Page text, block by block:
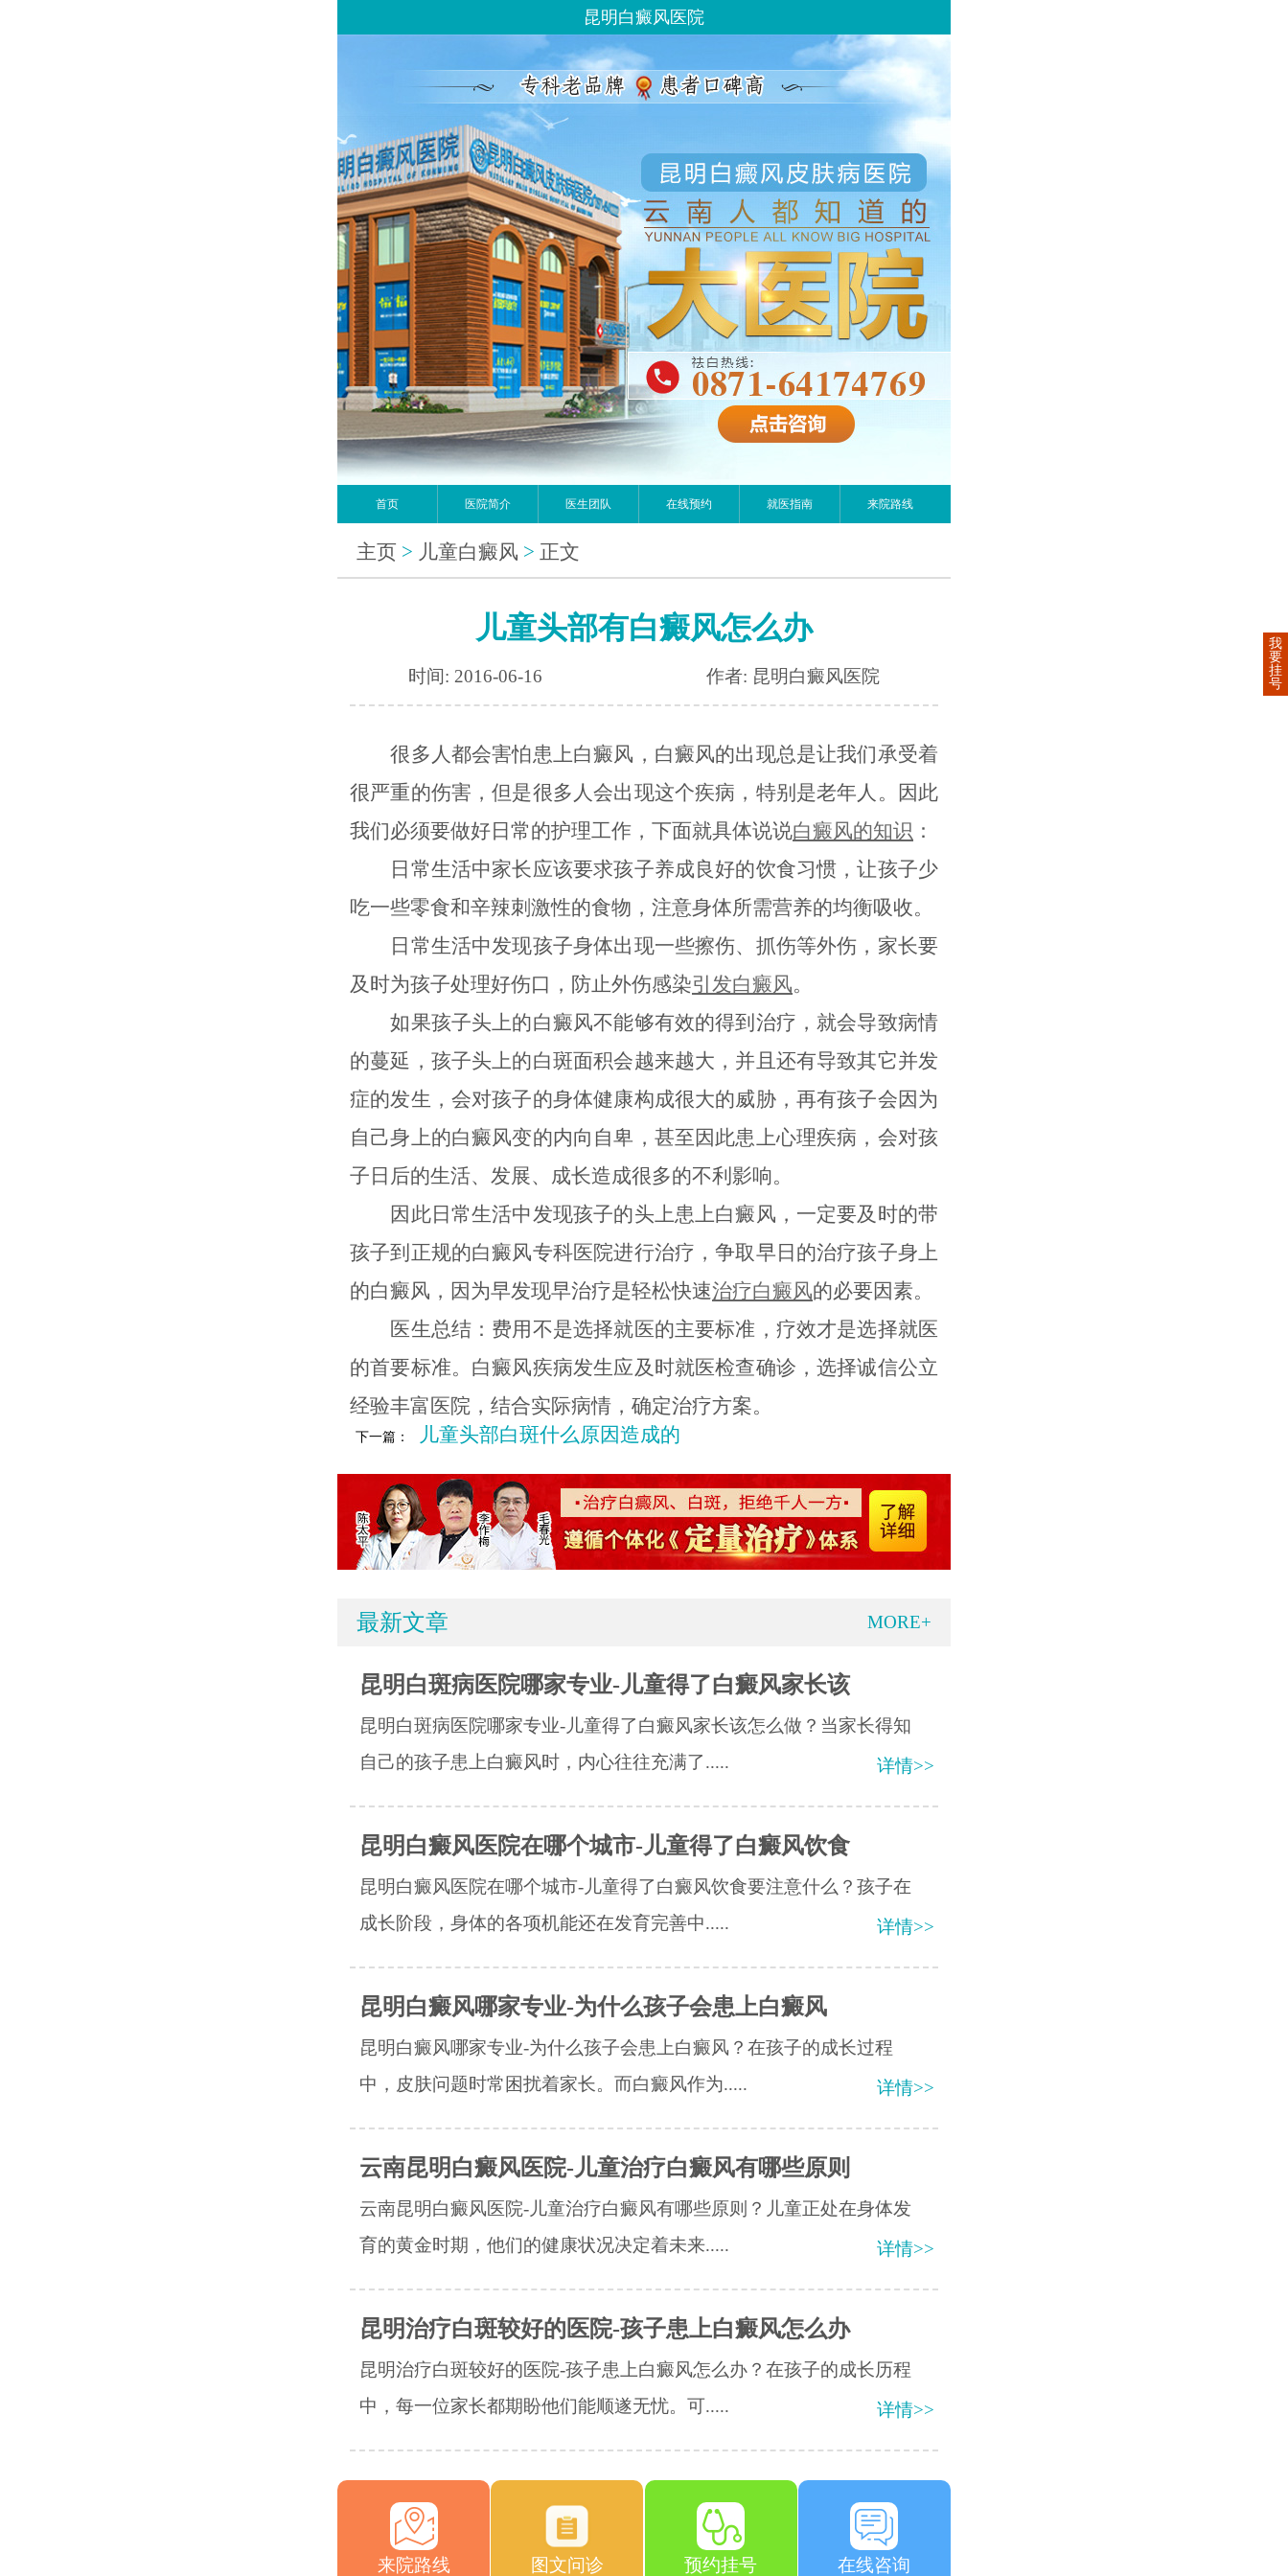
昆明白癜风医院
首页 医院简介 医生团队 在线预约 就医指南 来院路线
主页 > 儿童白癜风 > 正文
儿童头部有白癜风怎么办
时间: 2016-06-16 作者: 昆明白癜风医院
很多人都会害怕患上白癜风，白癜风的出现总是让我们承受着
很严重的伤害，但是很多人会出现这个疾病，特别是老年人。因此
我们必须要做好日常的护理工作，下面就具体说说白癜风的知识 ：
日常生活中家长应该要求孩子养成良好的饮食习惯，让孩子少
吃一些零食和辛辣刺激性的食物，注意身体所需营养的均衡吸收。
日常生活中发现孩子身体出现一些擦伤、抓伤等外伤，家长要
及时为孩子处理好伤口，防止外伤感染引发白癜风。
如果孩子头上的白癜风不能够有效的得到治疗，就会导致病情
的蔓延，孩子头上的白斑面积会越来越大，并且还有导致其它并发
症的发生，会对孩子的身体健康构成很大的威胁，再有孩子会因为
自己身上的白癜风变的内向自卑，甚至因此患上心理疾病，会对孩
子日后的生活、发展、成长造成很多的不利影响。
因此日常生活中发现孩子的头上患上白癜风，一定要及时的带
孩子到正规的白癜风专科医院进行治疗，争取早日的治疗孩子身上
的白癜风，因为早发现早治疗是轻松快速治疗白癜风的必要因素。
医生总结：费用不是选择就医的主要标准，疗效才是选择就医
的首要标准。白癜风疾病发生应及时就医检查确诊，选择诚信公立
经验丰富医院，结合实际病情，确定治疗方案。
下一篇： 儿童头部白斑什么原因造成的
最新文章 MORE+
昆明白斑病医院哪家专业-儿童得了白癜风家长该
昆明白斑病医院哪家专业-儿童得了白癜风家长该怎么做？当家长得知
自己的孩子患上白癜风时，内心往往充满了.....
详情>>
昆明白癜风医院在哪个城市-儿童得了白癜风饮食
昆明白癜风医院在哪个城市-儿童得了白癜风饮食要注意什么？孩子在
成长阶段，身体的各项机能还在发育完善中.....
详情>>
昆明白癜风哪家专业-为什么孩子会患上白癜风
昆明白癜风哪家专业-为什么孩子会患上白癜风？在孩子的成长过程
中，皮肤问题时常困扰着家长。而白癜风作为.....
详情>>
云南昆明白癜风医院-儿童治疗白癜风有哪些原则
云南昆明白癜风医院-儿童治疗白癜风有哪些原则？儿童正处在身体发
育的黄金时期，他们的健康状况决定着未来.....
详情>>
昆明治疗白斑较好的医院-孩子患上白癜风怎么办
昆明治疗白斑较好的医院-孩子患上白癜风怎么办？在孩子的成长历程
中，每一位家长都期盼他们能顺遂无忧。可.....
详情>>
来院路线 图文问诊 预约挂号 在线咨询
我
要
挂
号